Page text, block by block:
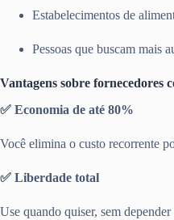
Estabelecimentos de
Pessoas que buscam mais
Vantagens sobre fornecedores
✅ Economia de até 80%
Você elimina o custo recorrente
✅ Liberdade total
Use quando quiser, sem